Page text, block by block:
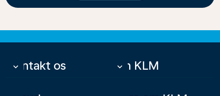
Kontakt os
keyboard_arrow_down Om KLM
keyboard_arrow_down